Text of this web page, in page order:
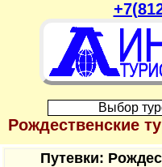
Выбор
Рождественские
Путевки: